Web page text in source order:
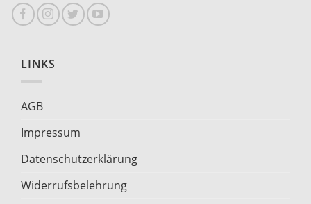
LINKS
AGB
Impressum
Datenschutzerklärung
Widerrufsbelehrung